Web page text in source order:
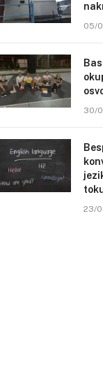
05/
30/
23/